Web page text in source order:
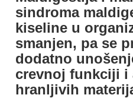
sindroma
kiseline u
smanjen, pa se
dodatno
crevnoj funkciji i
hranljivih